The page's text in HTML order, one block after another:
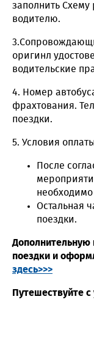
заполнить Схему
водителю.
оригинл
водительские
4. Номер
фрахтования.
поездки.
5. Условия
После
необходимо
Остальная
поездки.
поездки и
здесь>>>
Путешествуйте